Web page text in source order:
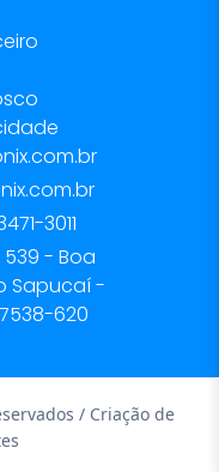
3011
- Boa
Sapucaí -
620
/ Criação de